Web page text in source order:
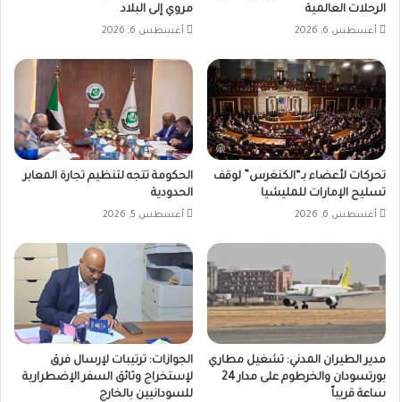
الرحلات العالمية
أغسطس 6, 2026
مروي إلى البلاد
أغسطس 6, 2026
تحركات لأعضاء بـ“الكنغرس” لوقف
تسليح الإمارات للمليشيا
أغسطس 6, 2026
الحكومة تتجه لتنظيم تجارة المعابر
الحدودية
أغسطس 5, 2026
مدير الطيران المدني: تشغيل مطاري
بورتسودان والخرطوم على مدار 24
ساعة قريباً
الجوازات: ترتيبات لإرسال فرق
لإستخراج وثائق السفر الإضطرارية
للسودانيين بالخارج